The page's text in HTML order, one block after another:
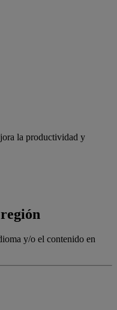
la productividad y
y/o el contenido en